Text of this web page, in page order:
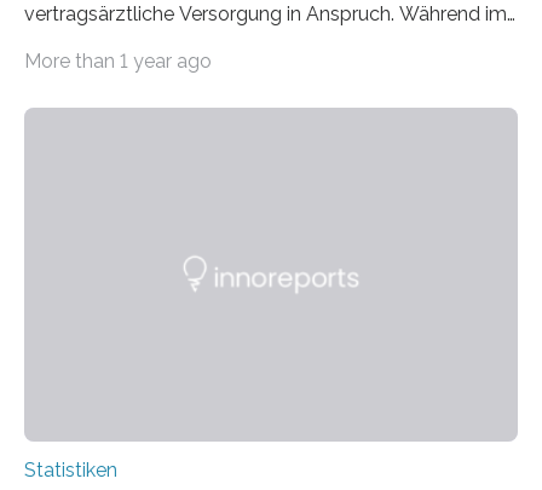
vertragsärztliche Versorgung in Anspruch. Während im
More than 1 year ago
Statistiken